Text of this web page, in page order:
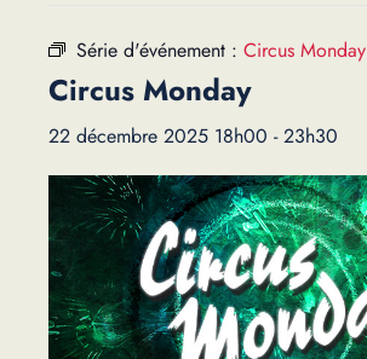
Série d'événement : Circus Monday
Circus Monday
22 décembre 2025 18h00 -23h30